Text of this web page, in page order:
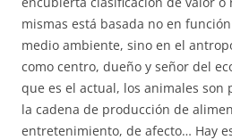
mismas está basada no en
medio ambiente, sino en el
como centro, dueño y señor del
que es el actual, los animales son
la cadena de producción de
entretenimiento, de afecto… Hay